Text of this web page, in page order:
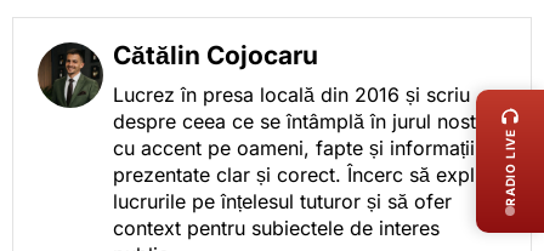
Cătălin Cojocaru
Lucrez în presa locală din 2016 și scriu
despre ceea ce se întâmplă în jurul nostru,
cu accent pe oameni, fapte și informații
prezentate clar și corect. Încerc să explic
lucrurile pe înțelesul tuturor și să ofer
context pentru subiectele de interes
RADIO LIVE